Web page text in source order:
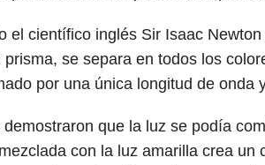
el científico inglés Sir Isaac
se separa en todos los
por una única longitud de onda
que la luz se podía
con la luz amarilla crea un